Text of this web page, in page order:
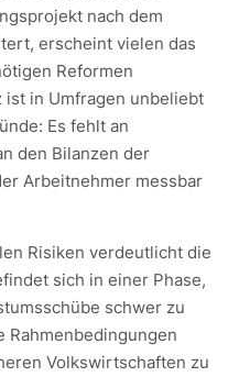
nach dem
erscheint vielen das
Reformen
in Umfragen unbeliebt
Es fehlt an
den Bilanzen der
Arbeitnehmer messbar
Risiken verdeutlicht die
sich in einer Phase,
schwer zu
Rahmenbedingungen
Volkswirtschaften zu